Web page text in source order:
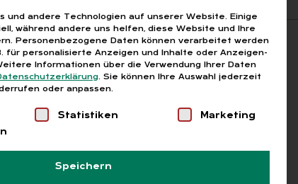
Suchen
und andere Technologien auf unserer Website. Einige
während andere uns helfen, diese Website und Ihre
Personenbezogene Daten können verarbeitet werden
für personalisierte Anzeigen und Inhalte oder Anzeigen-
Informationen über die Verwendung Ihrer Daten
. Sie können Ihre Auswahl jederzeit
oder anpassen.
der Service-Gruppen, für die eine
Statistiken
Marketing
Speichern